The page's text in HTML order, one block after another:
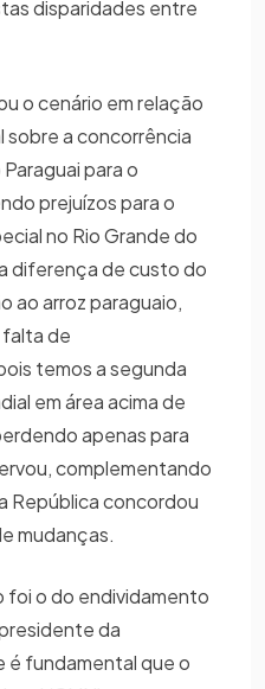
disparidades entre
o cenário em relação
sobre a concorrência
para o
prejuízos para o
no Rio Grande do
diferença de custo do
ao arroz paraguaio,
de
temos a segunda
em área acima de
apenas para
complementando
República concordou
mudanças.
o do endividamento
da
é fundamental que o